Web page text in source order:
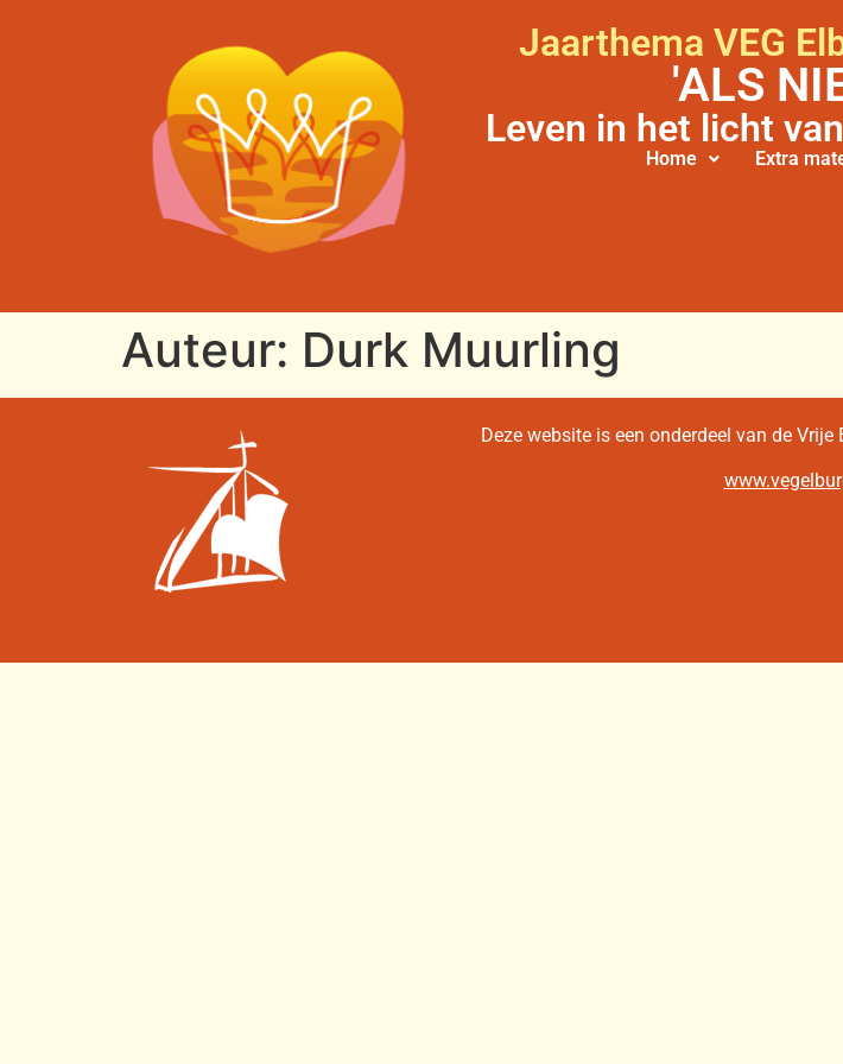
Jaarthema VEG
'ALS
Leven in het licht
Home Extra
Auteur: Durk Muurling
Deze website is een onderdeel van de